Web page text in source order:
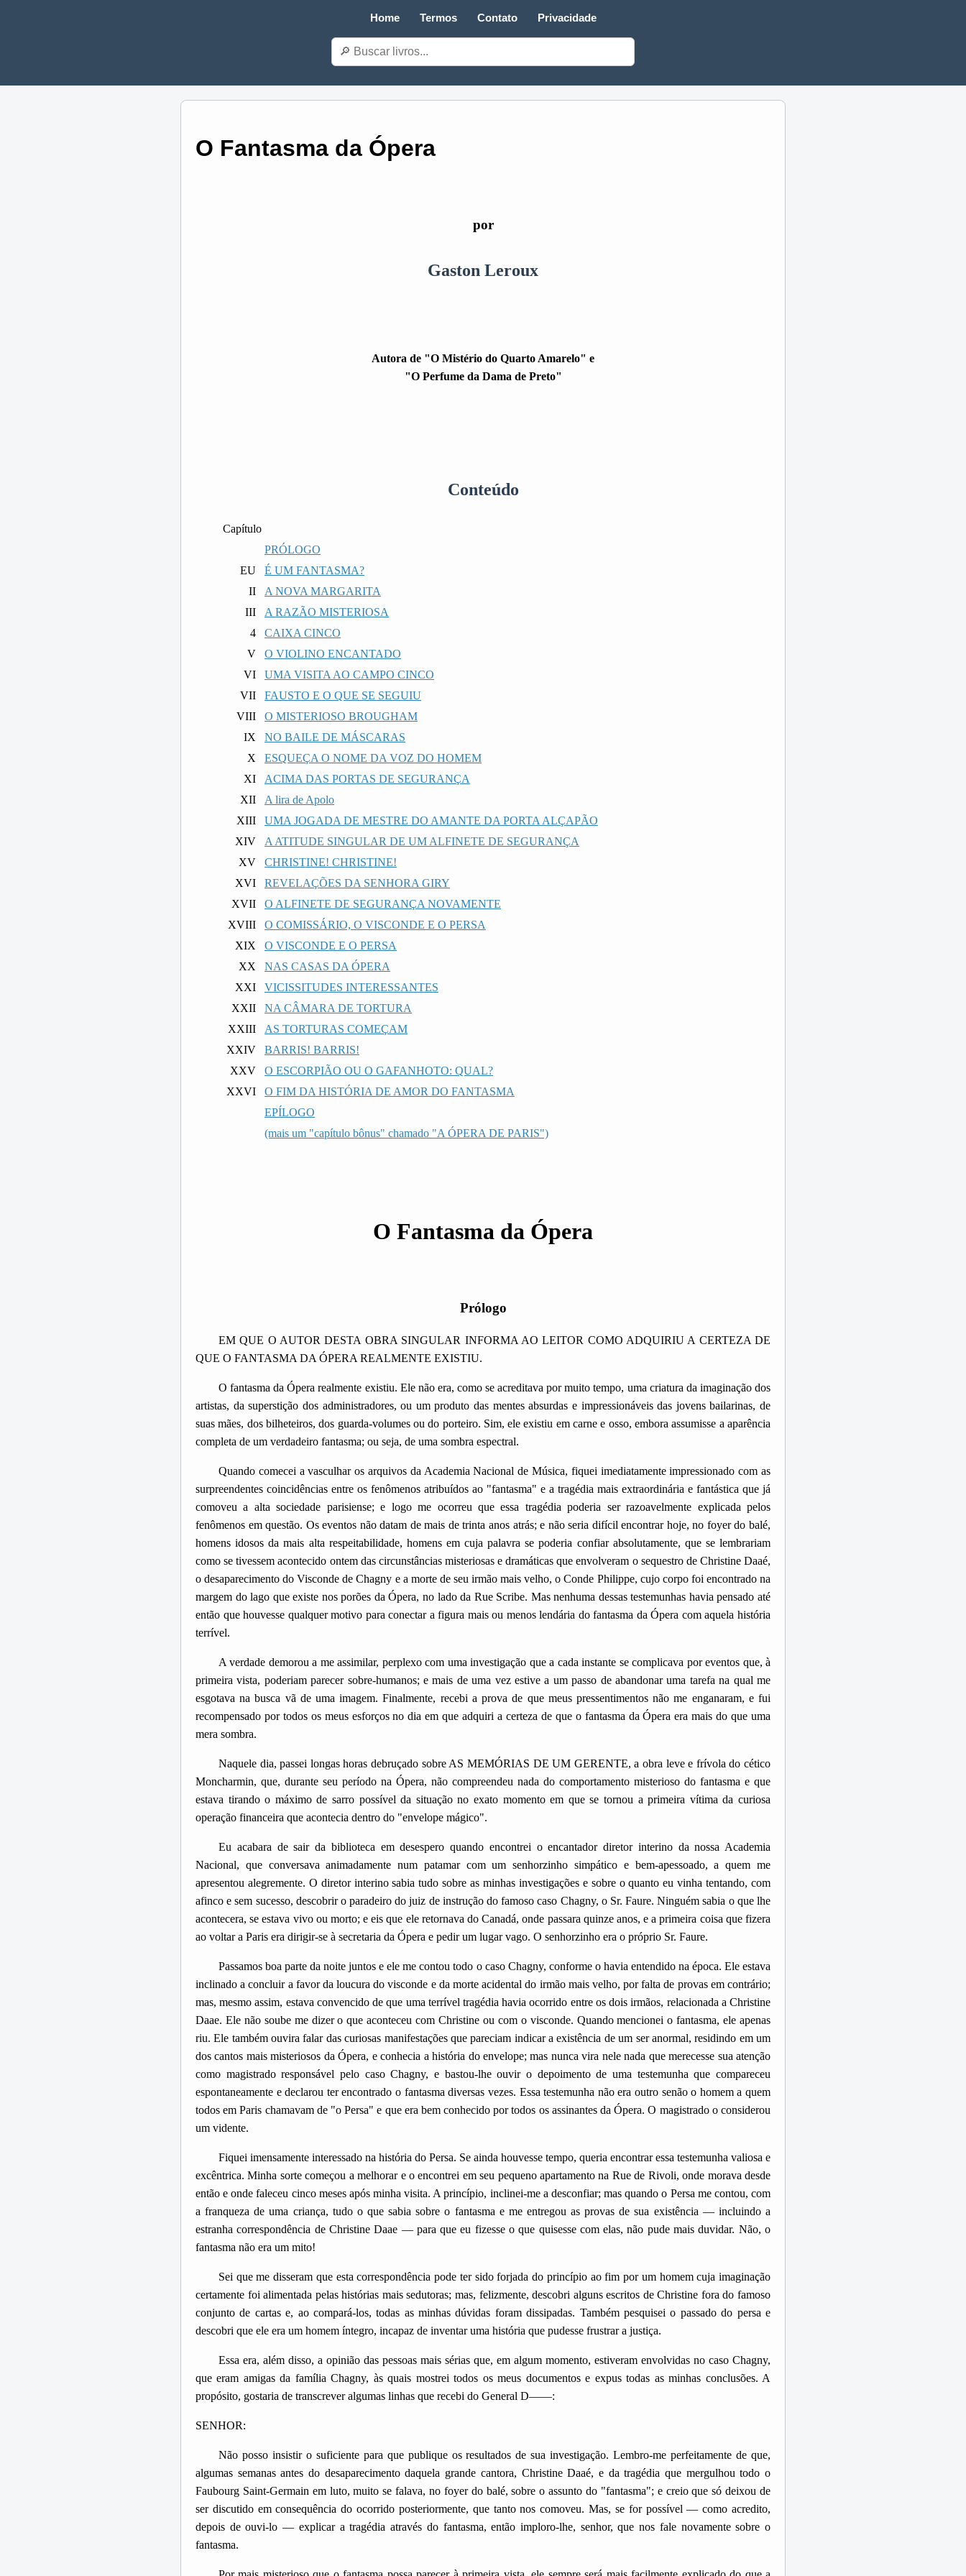
Home Termos Contato Privacidade
O Fantasma da Ópera
por
Gaston Leroux
Autora de "O Mistério do Quarto Amarelo" e
"O Perfume da Dama de Preto"
Conteúdo
Capítulo
PRÓLOGO
EU
É UM FANTASMA?
II
A NOVA MARGARITA
III
A RAZÃO MISTERIOSA
4
CAIXA CINCO
V
O VIOLINO ENCANTADO
VI
UMA VISITA AO CAMPO CINCO
VII
FAUSTO E O QUE SE SEGUIU
VIII
O MISTERIOSO BROUGHAM
IX
NO BAILE DE MÁSCARAS
X
ESQUEÇA O NOME DA VOZ DO HOMEM
XI
ACIMA DAS PORTAS DE SEGURANÇA
XII
A lira de Apolo
XIII
UMA JOGADA DE MESTRE DO AMANTE DA PORTA ALÇAPÃO
XIV
A ATITUDE SINGULAR DE UM ALFINETE DE SEGURANÇA
XV
CHRISTINE! CHRISTINE!
XVI
REVELAÇÕES DA SENHORA GIRY
XVII
O ALFINETE DE SEGURANÇA NOVAMENTE
XVIII
O COMISSÁRIO, O VISCONDE E O PERSA
XIX
O VISCONDE E O PERSA
XX
NAS CASAS DA ÓPERA
XXI
VICISSITUDES INTERESSANTES
XXII
NA CÂMARA DE TORTURA
XXIII
AS TORTURAS COMEÇAM
XXIV
BARRIS! BARRIS!
XXV
O ESCORPIÃO OU O GAFANHOTO: QUAL?
XXVI
O FIM DA HISTÓRIA DE AMOR DO FANTASMA
EPÍLOGO
(mais um "capítulo bônus" chamado "A ÓPERA DE PARIS")
O Fantasma da Ópera
Prólogo
EM QUE O AUTOR DESTA OBRA SINGULAR INFORMA AO LEITOR COMO ADQUIRIU A CERTEZA DE
QUE O FANTASMA DA ÓPERA REALMENTE EXISTIU.
O fantasma da Ópera realmente existiu. Ele não era, como se acreditava por muito tempo, uma criatura da imaginação dos
artistas, da superstição dos administradores, ou um produto das mentes absurdas e impressionáveis ​​das jovens bailarinas, de
suas mães, dos bilheteiros, dos guarda-volumes ou do porteiro. Sim, ele existiu em carne e osso, embora assumisse a aparência
completa de um verdadeiro fantasma; ou seja, de uma sombra espectral.
Quando comecei a vasculhar os arquivos da Academia Nacional de Música, fiquei imediatamente impressionado com as
surpreendentes coincidências entre os fenômenos atribuídos ao "fantasma" e a tragédia mais extraordinária e fantástica que já
comoveu a alta sociedade parisiense; e logo me ocorreu que essa tragédia poderia ser razoavelmente explicada pelos
fenômenos em questão. Os eventos não datam de mais de trinta anos atrás; e não seria difícil encontrar hoje, no foyer do balé,
homens idosos da mais alta respeitabilidade, homens em cuja palavra se poderia confiar absolutamente, que se lembrariam
como se tivessem acontecido ontem das circunstâncias misteriosas e dramáticas que envolveram o sequestro de Christine Daaé,
o desaparecimento do Visconde de Chagny e a morte de seu irmão mais velho, o Conde Philippe, cujo corpo foi encontrado na
margem do lago que existe nos porões da Ópera, no lado da Rue Scribe. Mas nenhuma dessas testemunhas havia pensado até
então que houvesse qualquer motivo para conectar a figura mais ou menos lendária do fantasma da Ópera com aquela história
terrível.
A verdade demorou a me assimilar, perplexo com uma investigação que a cada instante se complicava por eventos que, à
primeira vista, poderiam parecer sobre-humanos; e mais de uma vez estive a um passo de abandonar uma tarefa na qual me
esgotava na busca vã de uma imagem. Finalmente, recebi a prova de que meus pressentimentos não me enganaram, e fui
recompensado por todos os meus esforços no dia em que adquiri a certeza de que o fantasma da Ópera era mais do que uma
mera sombra.
Naquele dia, passei longas horas debruçado sobre AS MEMÓRIAS DE UM GERENTE, a obra leve e frívola do cético
Moncharmin, que, durante seu período na Ópera, não compreendeu nada do comportamento misterioso do fantasma e que
estava tirando o máximo de sarro possível da situação no exato momento em que se tornou a primeira vítima da curiosa
operação financeira que acontecia dentro do "envelope mágico".
Eu acabara de sair da biblioteca em desespero quando encontrei o encantador diretor interino da nossa Academia
Nacional, que conversava animadamente num patamar com um senhorzinho simpático e bem-apessoado, a quem me
apresentou alegremente. O diretor interino sabia tudo sobre as minhas investigações e sobre o quanto eu vinha tentando, com
afinco e sem sucesso, descobrir o paradeiro do juiz de instrução do famoso caso Chagny, o Sr. Faure. Ninguém sabia o que lhe
acontecera, se estava vivo ou morto; e eis que ele retornava do Canadá, onde passara quinze anos, e a primeira coisa que fizera
ao voltar a Paris era dirigir-se à secretaria da Ópera e pedir um lugar vago. O senhorzinho era o próprio Sr. Faure.
Passamos boa parte da noite juntos e ele me contou todo o caso Chagny, conforme o havia entendido na época. Ele estava
inclinado a concluir a favor da loucura do visconde e da morte acidental do irmão mais velho, por falta de provas em contrário;
mas, mesmo assim, estava convencido de que uma terrível tragédia havia ocorrido entre os dois irmãos, relacionada a Christine
Daae. Ele não soube me dizer o que aconteceu com Christine ou com o visconde. Quando mencionei o fantasma, ele apenas
riu. Ele também ouvira falar das curiosas manifestações que pareciam indicar a existência de um ser anormal, residindo em um
dos cantos mais misteriosos da Ópera, e conhecia a história do envelope; mas nunca vira nele nada que merecesse sua atenção
como magistrado responsável pelo caso Chagny, e bastou-lhe ouvir o depoimento de uma testemunha que compareceu
espontaneamente e declarou ter encontrado o fantasma diversas vezes. Essa testemunha não era outro senão o homem a quem
todos em Paris chamavam de "o Persa" e que era bem conhecido por todos os assinantes da Ópera. O magistrado o considerou
um vidente.
Fiquei imensamente interessado na história do Persa. Se ainda houvesse tempo, queria encontrar essa testemunha valiosa e
excêntrica. Minha sorte começou a melhorar e o encontrei em seu pequeno apartamento na Rue de Rivoli, onde morava desde
então e onde faleceu cinco meses após minha visita. A princípio, inclinei-me a desconfiar; mas quando o Persa me contou, com
a franqueza de uma criança, tudo o que sabia sobre o fantasma e me entregou as provas de sua existência — incluindo a
estranha correspondência de Christine Daae — para que eu fizesse o que quisesse com elas, não pude mais duvidar. Não, o
fantasma não era um mito!
Sei que me disseram que esta correspondência pode ter sido forjada do princípio ao fim por um homem cuja imaginação
certamente foi alimentada pelas histórias mais sedutoras; mas, felizmente, descobri alguns escritos de Christine fora do famoso
conjunto de cartas e, ao compará-los, todas as minhas dúvidas foram dissipadas. Também pesquisei o passado do persa e
descobri que ele era um homem íntegro, incapaz de inventar uma história que pudesse frustrar a justiça.
Essa era, além disso, a opinião das pessoas mais sérias que, em algum momento, estiveram envolvidas no caso Chagny,
que eram amigas da família Chagny, às quais mostrei todos os meus documentos e expus todas as minhas conclusões. A
propósito, gostaria de transcrever algumas linhas que recebi do General D——:
SENHOR:
Não posso insistir o suficiente para que publique os resultados de sua investigação. Lembro-me perfeitamente de que,
algumas semanas antes do desaparecimento daquela grande cantora, Christine Daaé, e da tragédia que mergulhou todo o
Faubourg Saint-Germain em luto, muito se falava, no foyer do balé, sobre o assunto do "fantasma"; e creio que só deixou de
ser discutido em consequência do ocorrido posteriormente, que tanto nos comoveu. Mas, se for possível — como acredito,
depois de ouvi-lo — explicar a tragédia através do fantasma, então imploro-lhe, senhor, que nos fale novamente sobre o
fantasma.